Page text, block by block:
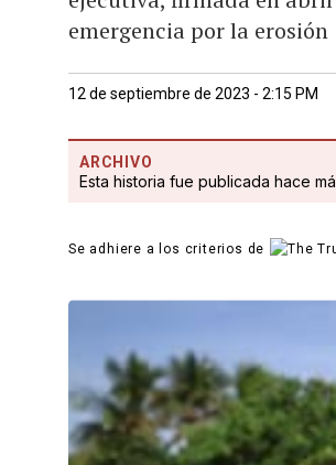
emergencia por la erosión
12 de septiembre de 2023 - 2:15 PM
ARCHIVO
Esta historia fue publicada hace
Se adhiere a los criterios de